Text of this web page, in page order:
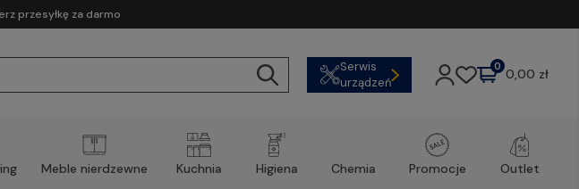
przesyłkę za darmo
Serwis
urządzeń
0,00 zł
0
Meble nierdzewne Kuchnia Higiena Chemia Promocje Outlet